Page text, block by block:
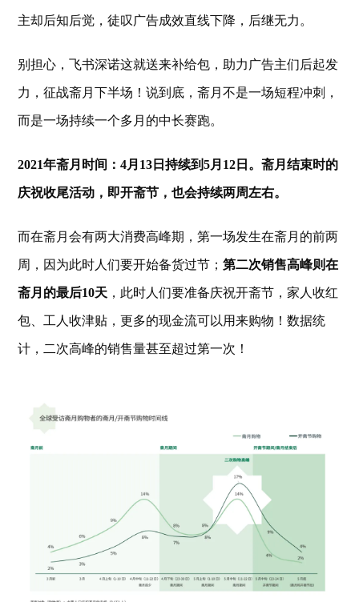
主却后知后觉，徒叹广告成效直线下降，后继无力。
别担心，飞书深诺这就送来补给包，助力广告主们后起发
力，征战斋月下半场！说到底，斋月不是一场短程冲刺，
而是一场持续一个多月的中长赛跑。
2021年斋月时间： 4月13日持续到5月12日。斋月结束时的
庆祝收尾活动，即开斋节，也会持续两周左右。
而在斋月会有两大消费高峰期，第一场发生在斋月的前两
周，因为此时人们要开始备货过节； 第二次销售高峰则在
斋月的最后10天，此时人们要准备庆祝开斋节，家人收红
包、工人收津贴，更多的现金流可以用来购物！数据统
计，二次高峰的销售量甚至超过第一次！